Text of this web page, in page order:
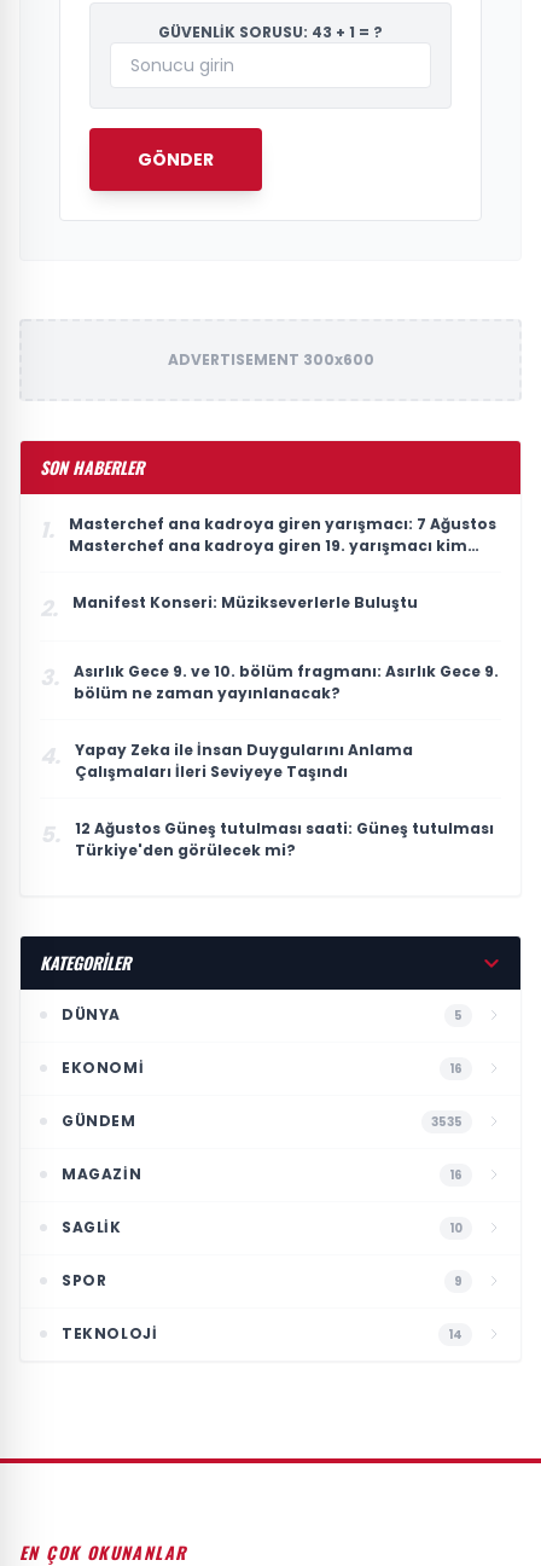
GÜVENLİK SORUSU: 43 + 1 = ?
GÖNDER
ADVERTISEMENT 300x600
SON HABERLER
1.
Masterchef ana kadroya giren yarışmacı: 7 Ağustos
Masterchef ana kadroya giren 19. yarışmacı kim
2. Manifest Konseri: Müzikseverlerle Buluştu
3.
Asırlık Gece 9. ve 10. bölüm fragmanı: Asırlık Gece 9.
bölüm ne zaman yayınlanacak?
4.
Yapay Zeka ile İnsan Duygularını Anlama
Çalışmaları İleri Seviyeye Taşındı
5.
12 Ağustos Güneş tutulması saati: Güneş tutulması
Türkiye'den görülecek mi?
KATEGORİLER
DÜNYA 5
EKONOMI 16
GÜNDEM 3535
MAGAZIN 16
SAGLIK 10
SPOR 9
TEKNOLOJI 14
EN ÇOK OKUNANLAR